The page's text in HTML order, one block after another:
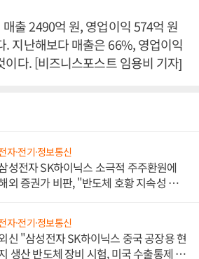
출 2490억 원, 영업이익 574억 원
. 지난해보다 매출은 66%, 영업이익
다. [비즈니스포스트 임용비 기자]
자·전기·정보통신
성전자 SK하이닉스 소극적 주주환원에
외 증권가 비판, "반도체 호황 지속성 의
자·전기·정보통신
신 "삼성전자 SK하이닉스 중국 공장용 현
생산 반도체 장비 시험, 미국 수출통제 대